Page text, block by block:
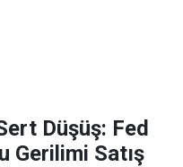
Düşüş: Fed
Gerilimi Satış